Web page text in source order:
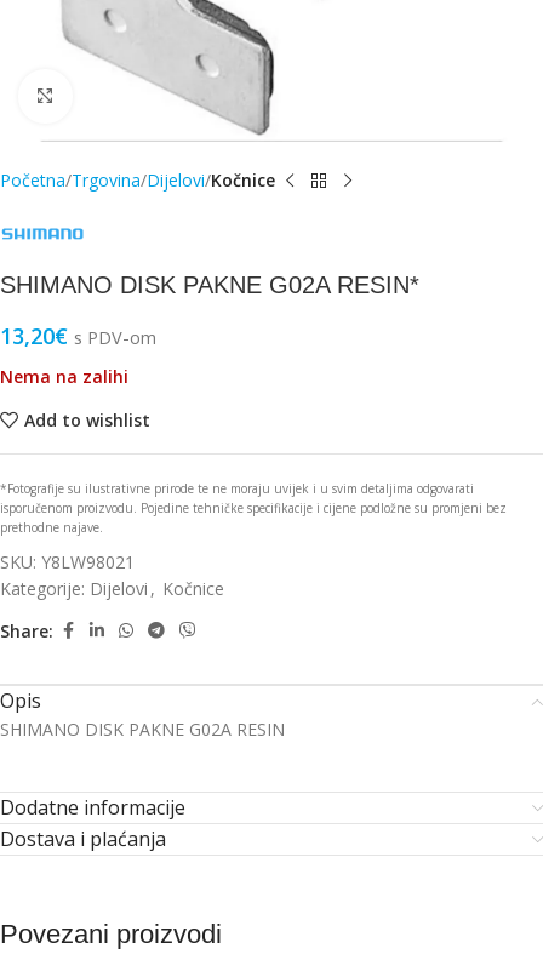
Click to enlarge
Početna Trgovina Dijelovi Kočnice
SHIMANO DISK PAKNE G02A RESIN*
13,20€ s PDV-om
Nema na zalihi
Add to wishlist
*Fotografije su ilustrativne prirode te ne moraju uvijek i u svim detaljima odgovarati
isporučenom proizvodu. Pojedine tehničke specifikacije i cijene podložne su promjeni bez
prethodne najave.
SKU: Y8LW98021
Kategorije: Dijelovi , Kočnice
Share:
Opis
SHIMANO DISK PAKNE G02A RESIN
Dodatne informacije
Dostava i plaćanja
Povezani proizvodi